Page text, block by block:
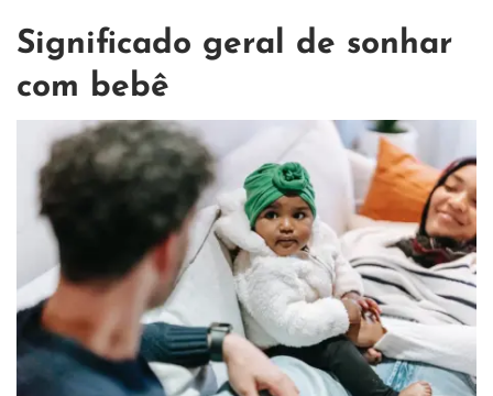
Significado geral de sonhar
com bebê